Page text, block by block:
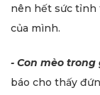
nên hết sức tỉnh
của mình.
- Con mèo
báo cho thấy